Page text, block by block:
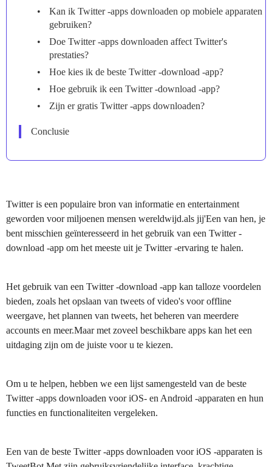
Kan ik Twitter -apps downloaden op mobiele apparaten
gebruiken?
Doe Twitter -apps downloaden affect Twitter's
prestaties?
Hoe kies ik de beste Twitter -download -app?
Hoe gebruik ik een Twitter -download -app?
Zijn er gratis Twitter -apps downloaden?
Conclusie
Twitter is een populaire bron van informatie en entertainment
geworden voor miljoenen mensen wereldwijd.als jij'Een van hen, je
bent misschien geïnteresseerd in het gebruik van een Twitter -
download -app om het meeste uit je Twitter -ervaring te halen.
Het gebruik van een Twitter -download -app kan talloze voordelen
bieden, zoals het opslaan van tweets of video's voor offline
weergave, het plannen van tweets, het beheren van meerdere
accounts en meer.Maar met zoveel beschikbare apps kan het een
uitdaging zijn om de juiste voor u te kiezen.
Om u te helpen, hebben we een lijst samengesteld van de beste
Twitter -apps downloaden voor iOS- en Android -apparaten en hun
functies en functionaliteiten vergeleken.
Een van de beste Twitter -apps downloaden voor iOS -apparaten is